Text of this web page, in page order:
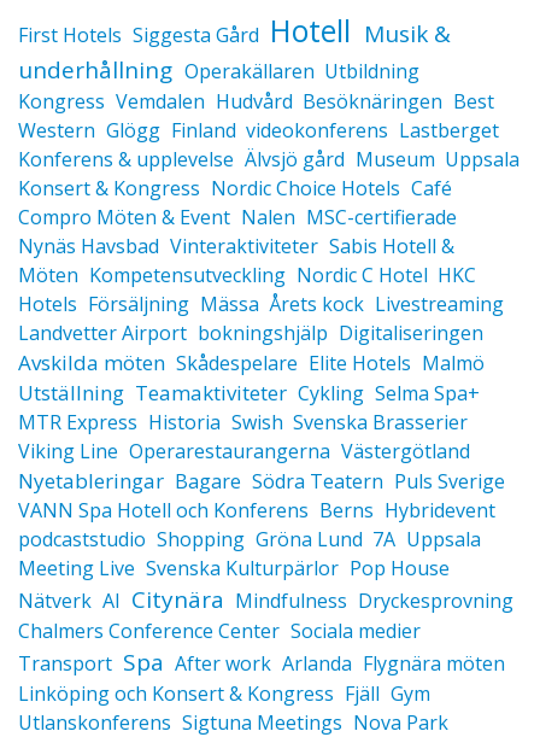
First Hotels Siggesta Gård Hotell Musik &
underhållning Operakällaren Utbildning
Kongress Vemdalen Hudvård Besöknäringen Best
Western Glögg Finland videokonferens Lastberget
Konferens & upplevelse Älvsjö gård Museum Uppsala
Konsert & Kongress Nordic Choice Hotels Café
Compro Möten & Event Nalen MSC-certifierade
Nynäs Havsbad Vinteraktiviteter Sabis Hotell &
Möten Kompetensutveckling Nordic C Hotel HKC
Hotels Försäljning Mässa Årets kock Livestreaming
Landvetter Airport bokningshjälp Digitaliseringen
Avskilda möten Skådespelare Elite Hotels Malmö
Utställning Teamaktiviteter Cykling Selma Spa+
MTR Express Historia Swish Svenska Brasserier
Viking Line Operarestaurangerna Västergötland
Nyetableringar Bagare Södra Teatern Puls Sverige
VANN Spa Hotell och Konferens Berns Hybridevent
podcaststudio Shopping Gröna Lund 7A Uppsala
Meeting Live Svenska Kulturpärlor Pop House
Nätverk AI Citynära Mindfulness Dryckesprovning
Chalmers Conference Center Sociala medier
Transport Spa After work Arlanda Flygnära möten
Linköping och Konsert & Kongress Fjäll Gym
Utlanskonferens Sigtuna Meetings Nova Park